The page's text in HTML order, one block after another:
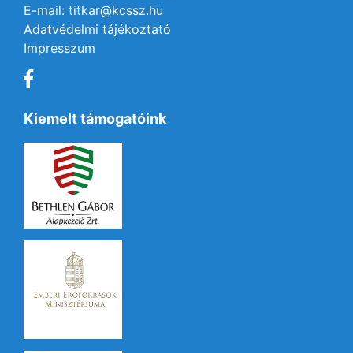
E-mail: titkar@kcssz.hu
Adatvédelmi tájékoztató
Impresszum
Kiemelt támogatóink